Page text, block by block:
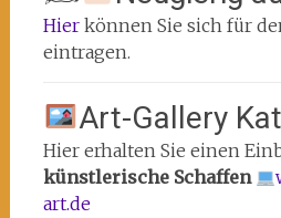
Hierkönnen Sie sich für
eintragen.
Art-Gallery
Hier erhalten Sie einen
künstlerische Schaffen
art.de